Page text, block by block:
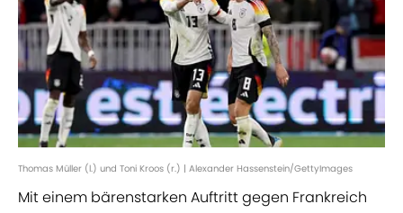
Thomas Müller (l.) und Toni Kroos (r.) | Alexander Hassenstein/GettyImages
Mit einem bärenstarken Auftritt gegen Frankreich